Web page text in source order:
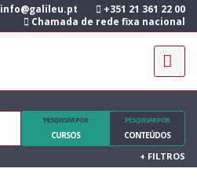
info@galileu.pt
+351 21 361 22 00
Chamada de rede fixa nacional
PESQUISAR POR
CURSOS
PESQUISAR POR
CONTEÚDOS
+ FILTROS